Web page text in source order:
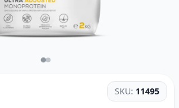
SKU: 11495